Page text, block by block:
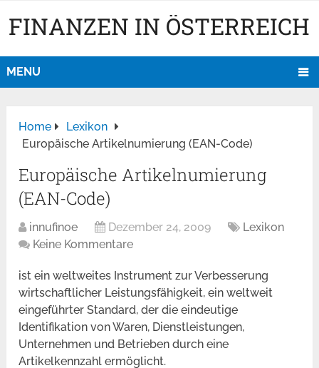
FINANZEN IN ÖSTERREICH
MENU
Home
Lexikon
Europäische Artikelnumierung (EAN-Code)
Europäische Artikelnumierung
(EAN-Code)
innufinoe Dezember 24, 2009
Lexikon
Keine Kommentare
ist ein weltweites Instrument zur Verbesserung
wirtschaftlicher Leistungsfähigkeit, ein weltweit
eingeführter Standard, der die eindeutige
Identifikation von Waren, Dienstleistungen,
Unternehmen und Betrieben durch eine
Artikelkennzahl ermöglicht.